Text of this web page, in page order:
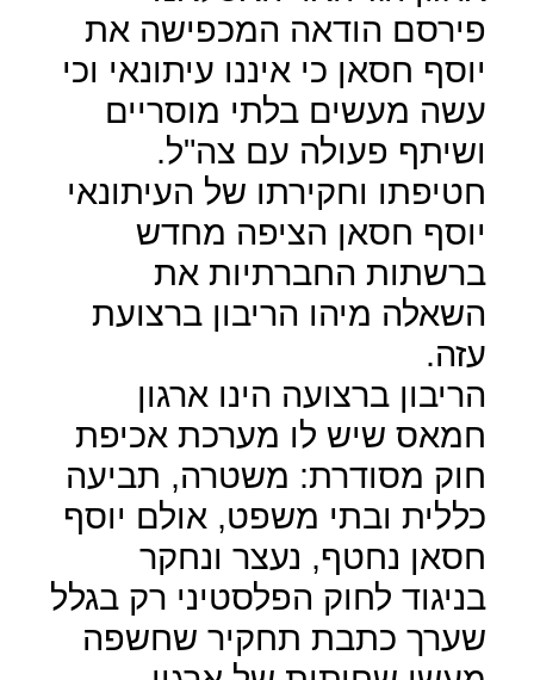
פירסם הודאה המכפישה את
יוסף חסאן כי איננו עיתונאי וכי
עשה מעשים בלתי מוסריים
ושיתף פעולה עם צה"ל.
חטיפתו וחקירתו של העיתונאי
יוסף חסאן הציפה מחדש
ברשתות החברתיות את
השאלה מיהו הריבון ברצועת
עזה.
הריבון ברצועה הינו ארגון
חמאס שיש לו מערכת אכיפת
חוק מסודרת: משטרה, תביעה
כללית ובתי משפט, אולם יוסף
חסאן נחטף, נעצר ונחקר
בניגוד לחוק הפלסטיני רק בגלל
שערך כתבת תחקיר שחשפה